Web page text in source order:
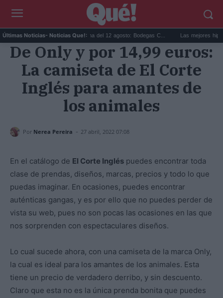
Últimas Noticias- Noticias Que!:
Eclipse solar en Cariñena del 12 agosto: Bodegas C... Las mejores
De Only y por 14,99 euros:
La camiseta de El Corte
Inglés para amantes de
los animales
Por Nerea Pereira - 27 abril, 2022 07:08
En el catálogo de El Corte Inglés puedes encontrar toda
clase de prendas, diseños, marcas, precios y todo lo que
puedas imaginar. En ocasiones, puedes encontrar
auténticas gangas, y es por ello que no puedes perder de
vista su web, pues no son pocas las ocasiones en las que
nos sorprenden con espectaculares diseños.
Lo cual sucede ahora, con una camiseta de la marca Only,
la cual es ideal para los amantes de los animales. Esta
tiene un precio de verdadero derribo, y sin descuento.
Claro que esta no es la única prenda bonita que puedes